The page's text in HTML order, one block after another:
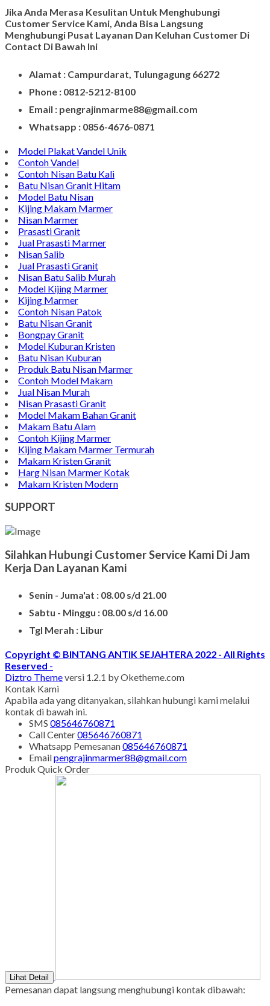
Model Prasasti Terbaru
Prasasti untuk Peresmian Masjid
Prasasti Marmer
Prasasti dari Marmer
Meja Makan Marmer
Meja Marmer Bulat
Vandel Kenang - Kenangan
CONTACT INFO
Jika Anda Merasa Kesulitan Untuk Menghubungi
Customer Service Kami, Anda Bisa Langsung
Menghubungi Pusat Layanan Dan Keluhan Customer Di
Contact Di Bawah Ini
Alamat : Campurdarat, Tulungagung 66272
Phone : 0812-5212-8100
Email : pengrajinmarme88@gmail.com
Whatsapp : 0856-4676-0871
Model Plakat Vandel Unik
Contoh Vandel
Contoh Nisan Batu Kali
Batu Nisan Granit Hitam
Model Batu Nisan
Kijing Makam Marmer
Nisan Marmer
Prasasti Granit
Jual Prasasti Marmer
Nisan Salib
Jual Prasasti Granit
Nisan Batu Salib Murah
Model Kijing Marmer
Kijing Marmer
Contoh Nisan Patok
Batu Nisan Granit
Bongpay Granit
Model Kuburan Kristen
Batu Nisan Kuburan
Produk Batu Nisan Marmer
Jual Nisan Murah
Nisan Prasasti Granit
Model Makam Bahan Granit
Makam Batu Alam
Kijing Makam Marmer Termurah
Harg Nisan Marmer Kotak
Makam Kristen Modern
SUPPORT
Silahkan Hubungi Customer Service Kami Di Jam
Kerja Dan Layanan Kami
Senin - Juma'at : 08.00 s/d 21.00
Sabtu - Minggu : 08.00 s/d 16.00
Tgl Merah : Libur